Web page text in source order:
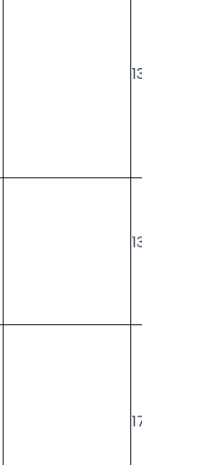
1377
1378
1726